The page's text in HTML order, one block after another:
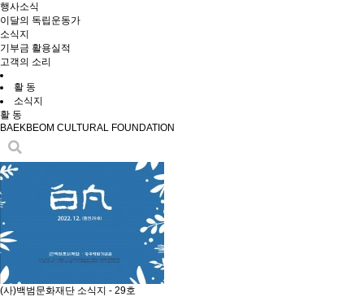
행사소식
이달의 독립운동가
소식지
기부금 활용실적
고객의 소리
활 동
소식지
활 동
BAEKBEOM CULTURAL FOUNDATION
(사)백범문화재단 소식지 - 29호